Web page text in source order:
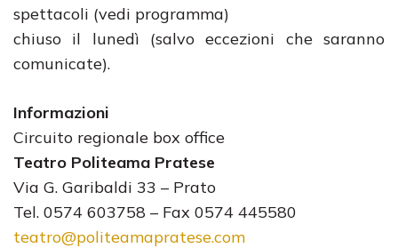
spettacoli (vedi programma)
chiuso il lunedì (salvo eccezioni che saranno
comunicate).
Informazioni
Circuito regionale box office
Teatro Politeama Pratese
Via G. Garibaldi 33 – Prato
Tel. 0574 603758 – Fax 0574 445580
teatro@politeamapratese.com